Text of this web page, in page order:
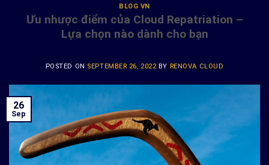
BLOG VN
Ưu nhược điểm của Cloud Repatriation –
Lựa chọn nào dành cho bạn
POSTED ON SEPTEMBER 26, 2022 BY RENOVA CLOUD
26
Sep